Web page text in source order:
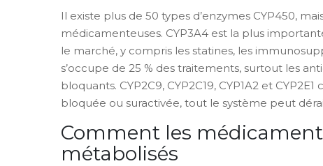
Il existe plus de 50 types d’enzymes CYP450,
médicamenteuses. CYP3A4 est la plus
le marché, y compris les statines, les
s’occupe de 25 % des traitements, surtout les
bloquants. CYP2C9, CYP2C19, CYP1A2 et
bloquée ou suractivée, tout le système peut
Comment les
métabolisés